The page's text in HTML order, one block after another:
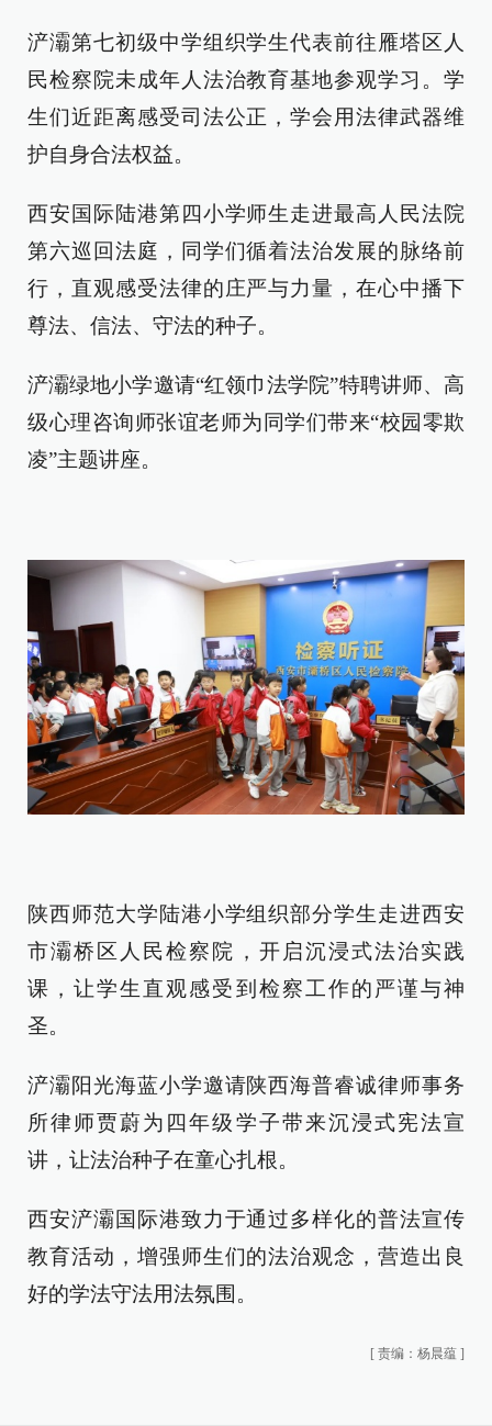
浐灞第七初级中学组织学生代表前往雁塔区人
民检察院未成年人法治教育基地参观学习。学
生们近距离感受司法公正，学会用法律武器维
护自身合法权益。
西安国际陆港第四小学师生走进最高人民法院
第六巡回法庭，同学们循着法治发展的脉络前
行，直观感受法律的庄严与力量，在心中播下
尊法、信法、守法的种子。
浐灞绿地小学邀请“红领巾法学院”特聘讲师、高
级心理咨询师张谊老师为同学们带来“校园零欺
凌”主题讲座。
陕西师范大学陆港小学组织部分学生走进西安
市灞桥区人民检察院，开启沉浸式法治实践
课，让学生直观感受到检察工作的严谨与神
圣。
浐灞阳光海蓝小学邀请陕西海普睿诚律师事务
所律师贾蔚为四年级学子带来沉浸式宪法宣
讲，让法治种子在童心扎根。
西安浐灞国际港致力于通过多样化的普法宣传
教育活动，增强师生们的法治观念，营造出良
好的学法守法用法氛围。
[ 责编：杨晨蕴 ]